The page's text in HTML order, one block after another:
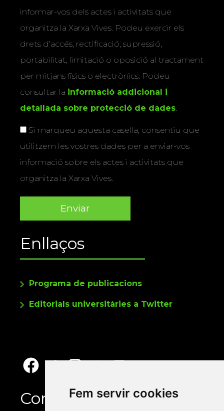
Fem servir cookies
informar-vos dels actes i activitats que
organitza la Xarxa Vives. Podeu exercir els
drets d’accés, rectificació, supressió,
portabilitat, limitació o oposició al tractament
per mitjans físics o electrònics. Podeu
consultar la informació addicional i
detallada sobre protecció de dades.
Si marqueu aquesta casella, consentiu que
utilitzem les vostres dades per a enviar-vos
informació sobre els actes i activitats que
organitza la Xarxa Vives.
Enllaços
Programa de publicacions
Editorials universitàries a Twitter
Contacte